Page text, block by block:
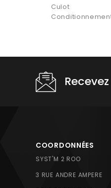
Culot
COORDONNÉES
SYST'M 2 ROO
3 RUE ANDRE AMPERE